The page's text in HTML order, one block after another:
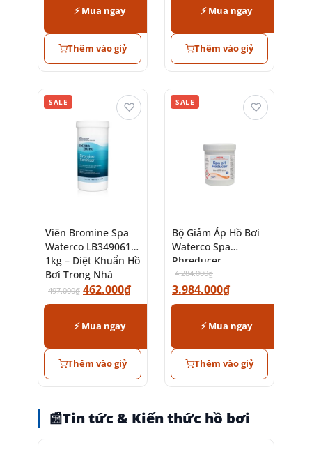
Thêm vào giỷ Thêm vào giỷ
Viên Bromine Spa
Waterco LB349061
1kg – Diệt Khuẩn Hồ
Bơi Trong Nhà
497.000₫ 462.000₫
Thêm vào giỷ
♡
Bộ Giảm Áp Hồ Bơi
Waterco Spa
Phreducer
4.284.000₫
3.984.000₫
Thêm vào giỷ
♡